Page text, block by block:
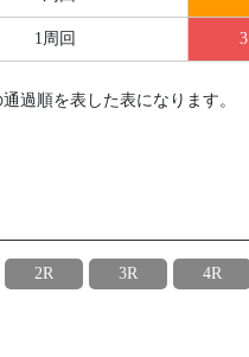
1周回 3
過順を表した表になります。
2R 3R 4R